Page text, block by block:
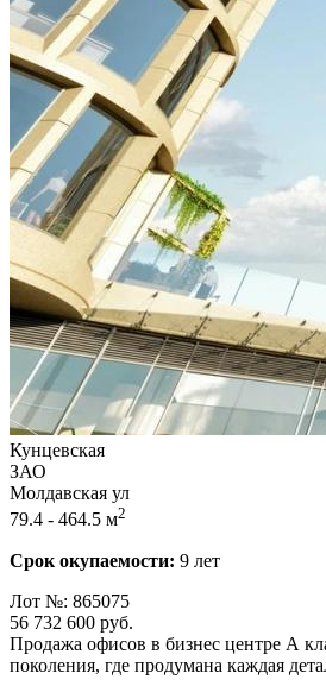
Кунцевская
ЗАО
Молдавская ул
79.4 - 464.5 м2
Срок окупаемости: 9 лет
Лот №: 865075
56 732 600 руб.
Продажа офисов в бизнес центре А
поколения,­ где продумана каждая